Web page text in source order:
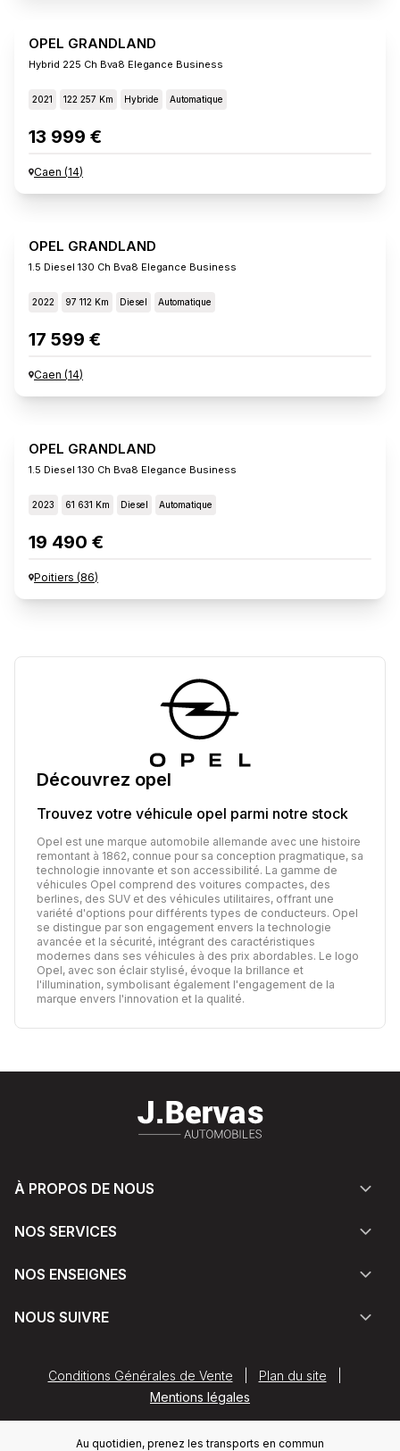
OPEL GRANDLAND
Hybrid 225 Ch Bva8 Elegance Business
2021 122 257 Km Hybride Automatique
13 999 €
Caen (14)
OPEL GRANDLAND
1.5 Diesel 130 Ch Bva8 Elegance Business
2022 97 112 Km Diesel Automatique
17 599 €
Caen (14)
OPEL GRANDLAND
1.5 Diesel 130 Ch Bva8 Elegance Business
2023 61 631 Km Diesel Automatique
19 490 €
Poitiers (86)
Découvrez opel
Trouvez votre véhicule opel parmi notre stock
Opel est une marque automobile allemande avec une histoire
remontant à 1862, connue pour sa conception pragmatique, sa
technologie innovante et son accessibilité. La gamme de
véhicules Opel comprend des voitures compactes, des
berlines, des SUV et des véhicules utilitaires, offrant une
variété d'options pour différents types de conducteurs. Opel
se distingue par son engagement envers la technologie
avancée et la sécurité, intégrant des caractéristiques
modernes dans ses véhicules à des prix abordables. Le logo
Opel, avec son éclair stylisé, évoque la brillance et
l'illumination, symbolisant également l'engagement de la
marque envers l'innovation et la qualité.
À PROPOS DE NOUS
NOS SERVICES
NOS ENSEIGNES
NOUS SUIVRE
Conditions Générales de Vente Plan du site
Mentions légales
Au quotidien, prenez les transports en commun